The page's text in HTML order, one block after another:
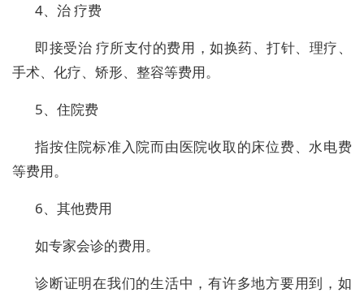
4、治 疗费
即接受治 疗所支付的费用，如换药、打针、理疗、
手术、化疗、矫形、整容等费用。
5、住院费
指按住院标准入院而由医院收取的床位费、水电费
等费用。
6、其他费用
如专家会诊的费用。
诊断证明在我们的生活中，有许多地方要用到，如